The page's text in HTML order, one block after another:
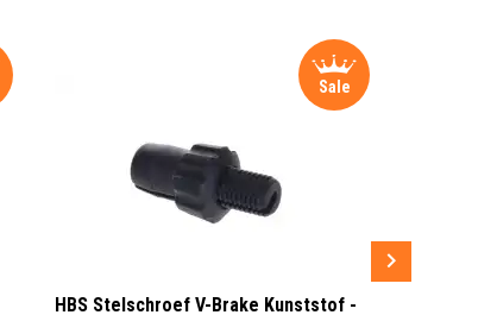
Sale
HBS Stelschroef V-Brake Kunststof -